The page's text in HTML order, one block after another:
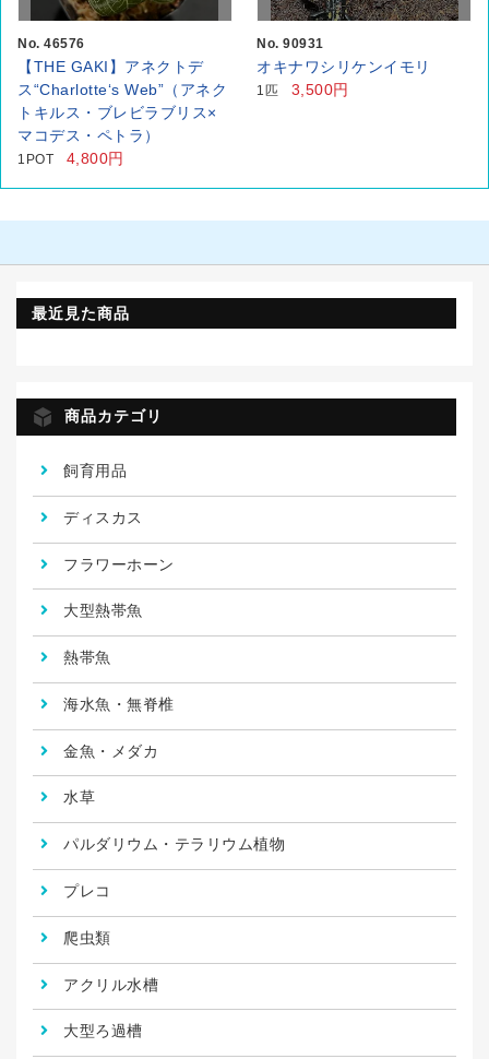
No. 46576
【THE GAKI】アネクトデ
ス“Charlotte‘s Web”（アネク
トキルス・ブレビラブリス×
マコデス・ペトラ）
1POT 4,800円
No. 90931
オキナワシリケンイモリ
1匹 3,500円
最近見た商品
商品カテゴリ
飼育用品
ディスカス
フラワーホーン
大型熱帯魚
熱帯魚
海水魚・無脊椎
金魚・メダカ
水草
パルダリウム・テラリウム植物
プレコ
爬虫類
アクリル水槽
大型ろ過槽